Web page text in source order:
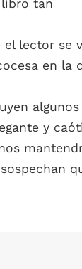
libro tan
lector se
en la
y